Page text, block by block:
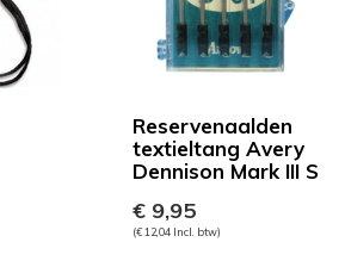
Reservenaalden
textieltang Avery
Dennison Mark III S
€ 9,95
(€ 12,04 Incl. btw)